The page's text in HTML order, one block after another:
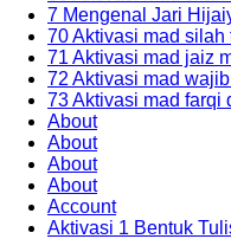
7 Mengenal Jari
70 Aktivasi mad silah
71 Aktivasi mad jaiz
72 Aktivasi mad wajib
73 Aktivasi mad farqi
About
About
About
About
Account
Aktivasi 1 Bentuk